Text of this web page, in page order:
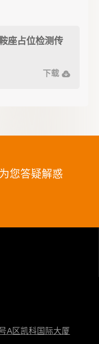
座占位检测传
下载
您答疑解惑
A区凯科国际大厦